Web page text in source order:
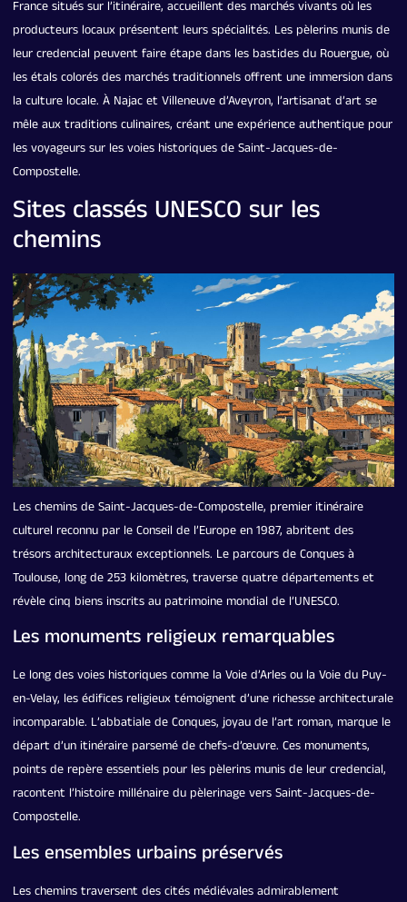
France situés sur l’itinéraire, accueillent des marchés vivants où les
producteurs locaux présentent leurs spécialités. Les pèlerins munis de
leur credencial peuvent faire étape dans les bastides du Rouergue, où
les étals colorés des marchés traditionnels offrent une immersion dans
la culture locale. À Najac et Villeneuve d’Aveyron, l’artisanat d’art se
mêle aux traditions culinaires, créant une expérience authentique pour
les voyageurs sur les voies historiques de Saint-Jacques-de-
Compostelle.
Sites classés UNESCO sur les
chemins
Les chemins de Saint-Jacques-de-Compostelle, premier itinéraire
culturel reconnu par le Conseil de l’Europe en 1987, abritent des
trésors architecturaux exceptionnels. Le parcours de Conques à
Toulouse, long de 253 kilomètres, traverse quatre départements et
révèle cinq biens inscrits au patrimoine mondial de l’UNESCO.
Les monuments religieux remarquables
Le long des voies historiques comme la Voie d’Arles ou la Voie du Puy-
en-Velay, les édifices religieux témoignent d’une richesse architecturale
incomparable. L’abbatiale de Conques, joyau de l’art roman, marque le
départ d’un itinéraire parsemé de chefs-d’œuvre. Ces monuments,
points de repère essentiels pour les pèlerins munis de leur credencial,
racontent l’histoire millénaire du pèlerinage vers Saint-Jacques-de-
Compostelle.
Les ensembles urbains préservés
Les chemins traversent des cités médiévales admirablement